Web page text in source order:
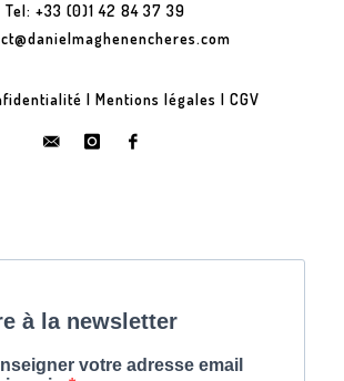
Tel: +33 (0)1 42 84 37 39
| Mentions légales | CGV